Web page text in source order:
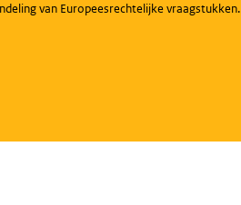
van Europeesrechtelijke vraagstukken.